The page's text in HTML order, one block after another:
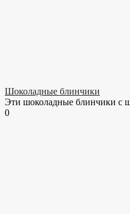
Шоколадные блинчики
Эти шоколадные блинчики с
0